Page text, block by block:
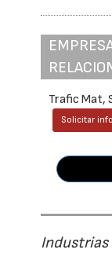
Trafic Mat,
Solicitar
Industrias